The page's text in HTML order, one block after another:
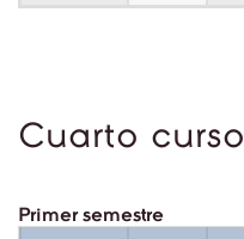
Cuarto curso
Primer semestre